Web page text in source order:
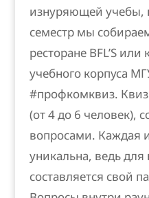
изнуряющей учебы,
семестр мы
ресторане BFL’S
учебного корпуса
#профкомквиз.
(от 4 до 6 человек),
вопросами. Каждая
уникальна, ведь
составляется свой